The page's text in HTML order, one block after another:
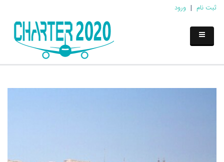
ثبت نام | ورود